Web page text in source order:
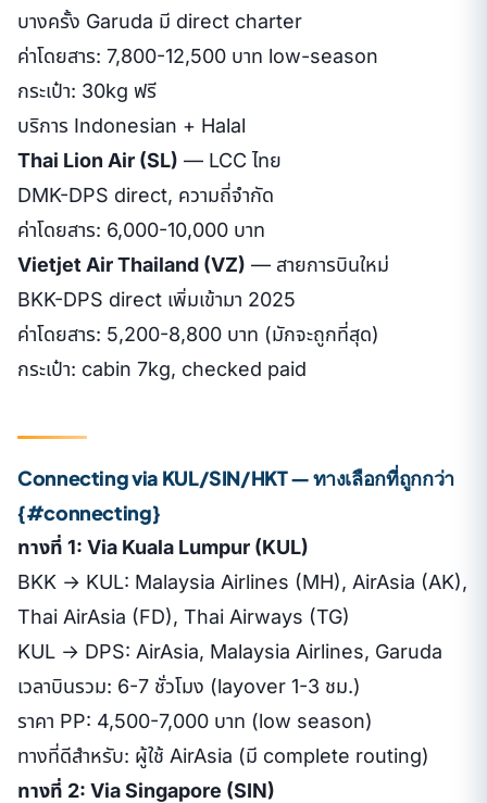
บางครั้ง Garuda มี direct charter
ค่าโดยสาร: 7,800-12,500 บาท low-season
กระเป๋า: 30kg ฟรี
บริการ Indonesian + Halal
Thai Lion Air (SL) — LCC ไทย
DMK-DPS direct, ความถี่จำกัด
ค่าโดยสาร: 6,000-10,000 บาท
Vietjet Air Thailand (VZ) — สายการบินใหม่
BKK-DPS direct เพิ่มเข้ามา 2025
ค่าโดยสาร: 5,200-8,800 บาท (มักจะถูกที่สุด)
กระเป๋า: cabin 7kg, checked paid
Connecting via KUL/SIN/HKT — ทางเลือกที่ถูกกว่า
{#connecting}
ทางที่ 1: Via Kuala Lumpur (KUL)
BKK → KUL: Malaysia Airlines (MH), AirAsia (AK),
Thai AirAsia (FD), Thai Airways (TG)
KUL → DPS: AirAsia, Malaysia Airlines, Garuda
เวลาบินรวม: 6-7 ชั่วโมง (layover 1-3 ชม.)
ราคา PP: 4,500-7,000 บาท (low season)
ทางที่ดีสำหรับ: ผู้ใช้ AirAsia (มี complete routing)
ทางที่ 2: Via Singapore (SIN)